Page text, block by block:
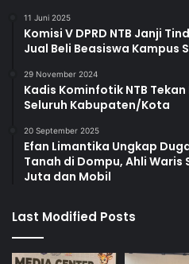
11 Juni 2025
Komisi V DPRD NTB Janji
Jual Beli Beasiswa Kampus
29 November 2024
Kadis Kominfotik NTB
Seluruh Kabupaten/Kota
20 September 2025
Efan Limantika Ungkap
Tanah di Dompu, Ahli
Juta dan Mobil
Last Modified Posts